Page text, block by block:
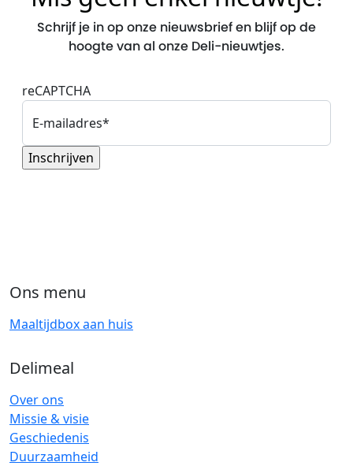
Schrijf je in op onze nieuwsbrief en blijf op de
hoogte van al onze Deli-nieuwtjes.
reCAPTCHA
E-mailadres*
Ons menu
Maaltijdbox aan huis
Delimeal
Over ons
Missie & visie
Geschiedenis
Duurzaamheid